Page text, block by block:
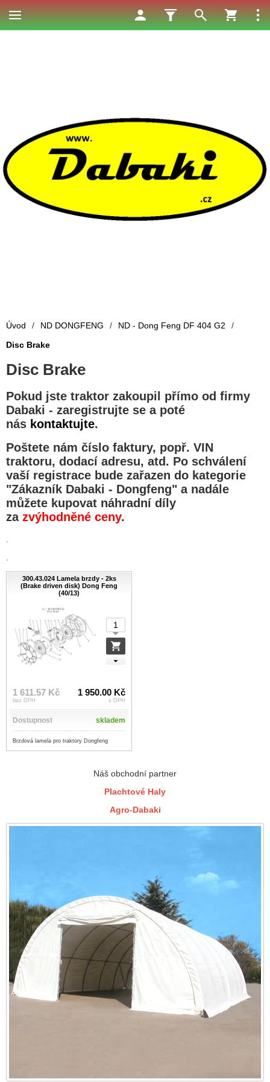
Náš obchodní partner
Plachtové Haly
Agro-Dabaki
Úvod / ND DONGFENG / ND - Dong Feng DF 404 G2
/
Disc Brake
Disc Brake
Pokud jste traktor zakoupil přímo od firmy
Dabaki - zaregistrujte se a poté
nás kontaktujte.
Poštete nám číslo faktury, popř. VIN
traktoru, dodací adresu, atd. Po schválení
vaší registrace bude zařazen do kategorie
"Zákazník Dabaki - Dongfeng" a nadále
můžete kupovat náhradní díly
za zvýhodněné ceny.
300.43.024 Lamela brzdy - 2ks
(Brake driven disk) Dong Feng
(40/13)
1 611.57 Kč
bez DPH
1 950.00 Kč
s DPH
Dostupnost skladem
Brzdová lamela pro traktory Dongfeng